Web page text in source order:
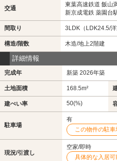
交通
東葉高速鉄道 飯山
新京成電鉄 薬園台
間取り 3LDK（LDK24.5/洋
構造/階数 木造/地上2階建
詳細情報
完成年 新築 2026年築
土地面積 168.5m²
建ぺい率 50(%)
駐車場
有
この物件の駐
現況/引渡し
空家/即時
具体的な入居